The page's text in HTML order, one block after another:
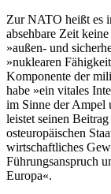
Zur NATO heißt es
absehbare Zeit
»außen- und
»nuklearen
Komponente der
habe »ein vitales
im Sinne der Ampel
leistet seinen
osteuropäischen
wirtschaftliches
Führungsanspruch
Europa«.